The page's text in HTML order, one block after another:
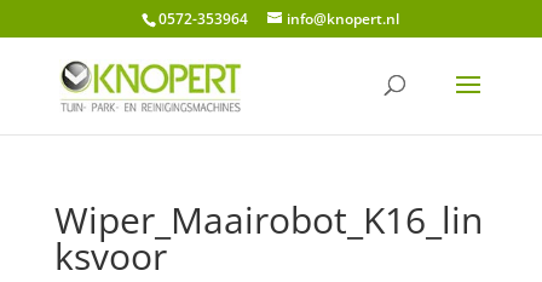
0572-353964 info@knopert.nl
Wiper_Maairobot_K16_lin
ksvoor